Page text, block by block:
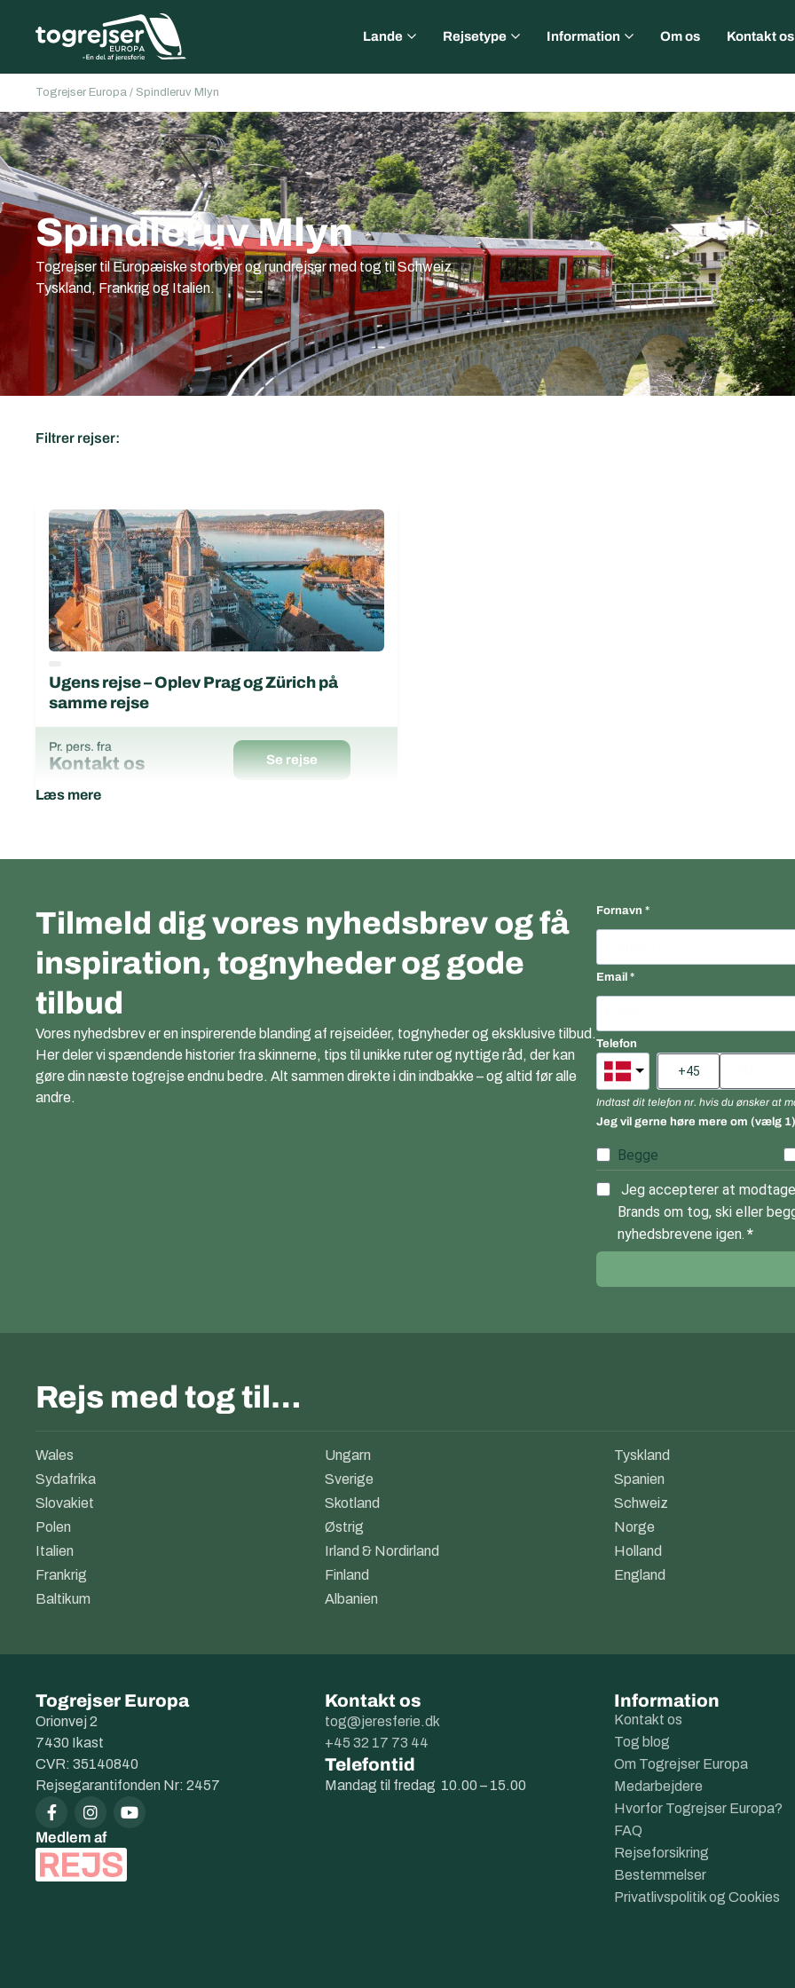
Lande Rejsetype Information Om os Kontakt os
Togrejser Europa / Spindleruv Mlyn
Spindleruv Mlyn
Togrejser til Europæiske storbyer og rundrejser med tog til Schweiz,
Tyskland, Frankrig og Italien.
Filtrer rejser:
Ugens rejse – Oplev Prag og Zürich på
samme rejse
Pr. pers. fra
Kontakt os Se rejse
Læs mere
Tilmeld dig vores nyhedsbrev og få
inspiration, tognyheder og gode
tilbud
Vores nyhedsbrev er en inspirerende blanding af rejseidéer, tognyheder og eksklusive tilbud.
Her deler vi spændende historier fra skinnerne, tips til unikke ruter og nyttige råd, der kan
gøre din næste togrejse endnu bedre. Alt sammen direkte i din indbakke – og altid før alle
andre.
Fornavn
Email
Telefon
Indtast dit telefon nr. hvis du ønsker at
Jeg vil gerne høre mere om (vælg 1)
Begge
Jeg accepterer at
Brands om tog, ski eller
nyhedsbrevene igen.
Rejs med tog til…
Wales Ungarn Tyskland
Sydafrika
Sverige Spanien
Slovakiet
Skotland Schweiz
Polen
Østrig Norge
Italien
Irland & Nordirland Holland
Frankrig
Finland England
Baltikum
Albanien
Togrejser Europa
Orionvej 2
7430 Ikast
CVR: 35140840
Rejsegarantifonden Nr: 2457
Medlem af
Kontakt os
tog@jeresferie.dk
+45 32 17 73 44
Telefontid
Mandag til fredag 10.00 – 15.00
Information
Kontakt os
Tog blog
Om Togrejser Europa
Medarbejdere
Hvorfor Togrejser Europa?
FAQ
Rejseforsikring
Bestemmelser
Privatlivspolitik og Cookies